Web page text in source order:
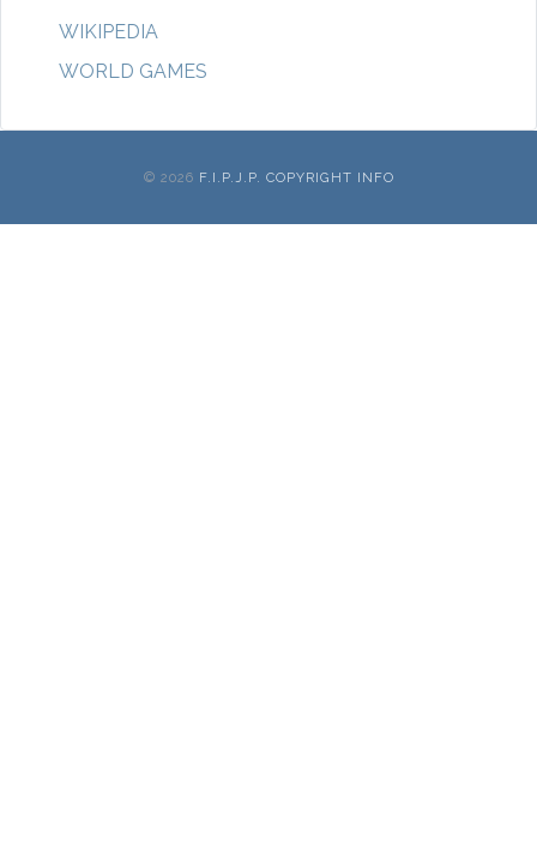
WIKIPEDIA
WORLD GAMES
© 2026 F.I.P.J.P. COPYRIGHT INFO